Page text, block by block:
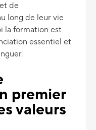
de
long de leur vie
la formation est
essentiel et
premier
valeurs